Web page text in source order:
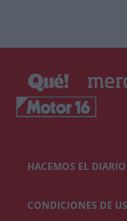
HACEMOS EL
CONDICIONES DE